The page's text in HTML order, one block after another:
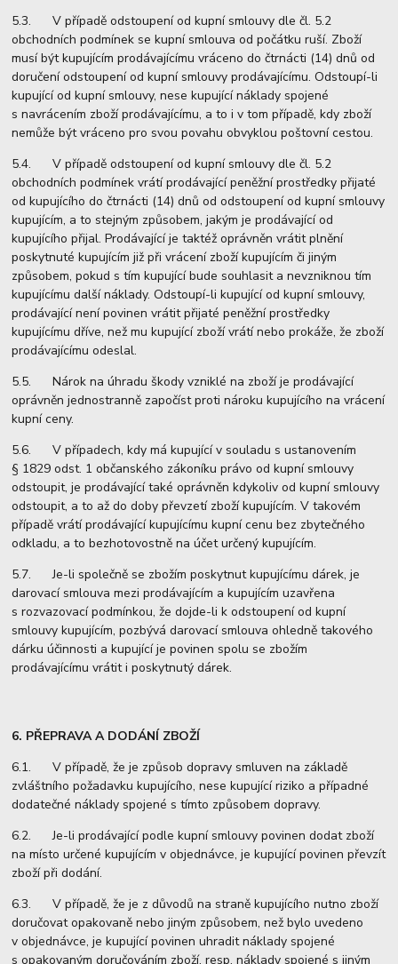
5.3. V případě odstoupení od kupní smlouvy dle čl. 5.2
obchodních podmínek se kupní smlouva od počátku ruší. Zboží
musí být kupujícím prodávajícímu vráceno do čtrnácti (14) dnů od
doručení odstoupení od kupní smlouvy prodávajícímu. Odstoupí-li
kupující od kupní smlouvy, nese kupující náklady spojené
s navrácením zboží prodávajícímu, a to i v tom případě, kdy zboží
nemůže být vráceno pro svou povahu obvyklou poštovní cestou.
5.4. V případě odstoupení od kupní smlouvy dle čl. 5.2
obchodních podmínek vrátí prodávající peněžní prostředky přijaté
od kupujícího do čtrnácti (14) dnů od odstoupení od kupní smlouvy
kupujícím, a to stejným způsobem, jakým je prodávající od
kupujícího přijal. Prodávající je taktéž oprávněn vrátit plnění
poskytnuté kupujícím již při vrácení zboží kupujícím či jiným
způsobem, pokud s tím kupující bude souhlasit a nevzniknou tím
kupujícímu další náklady. Odstoupí-li kupující od kupní smlouvy,
prodávající není povinen vrátit přijaté peněžní prostředky
kupujícímu dříve, než mu kupující zboží vrátí nebo prokáže, že zboží
prodávajícímu odeslal.
5.5. Nárok na úhradu škody vzniklé na zboží je prodávající
oprávněn jednostranně započíst proti nároku kupujícího na vrácení
kupní ceny.
5.6. V případech, kdy má kupující v souladu s ustanovením
§ 1829 odst. 1 občanského zákoníku právo od kupní smlouvy
odstoupit, je prodávající také oprávněn kdykoliv od kupní smlouvy
odstoupit, a to až do doby převzetí zboží kupujícím. V takovém
případě vrátí prodávající kupujícímu kupní cenu bez zbytečného
odkladu, a to bezhotovostně na účet určený kupujícím.
5.7. Je-li společně se zbožím poskytnut kupujícímu dárek, je
darovací smlouva mezi prodávajícím a kupujícím uzavřena
s rozvazovací podmínkou, že dojde-li k odstoupení od kupní
smlouvy kupujícím, pozbývá darovací smlouva ohledně takového
dárku účinnosti a kupující je povinen spolu se zbožím
prodávajícímu vrátit i poskytnutý dárek.
6. PŘEPRAVA A DODÁNÍ ZBOŽÍ
6.1. V případě, že je způsob dopravy smluven na základě
zvláštního požadavku kupujícího, nese kupující riziko a případné
dodatečné náklady spojené s tímto způsobem dopravy.
6.2. Je-li prodávající podle kupní smlouvy povinen dodat zboží
na místo určené kupujícím v objednávce, je kupující povinen převzít
zboží při dodání.
6.3. V případě, že je z důvodů na straně kupujícího nutno zboží
doručovat opakovaně nebo jiným způsobem, než bylo uvedeno
v objednávce, je kupující povinen uhradit náklady spojené
s opakovaným doručováním zboží, resp. náklady spojené s jiným